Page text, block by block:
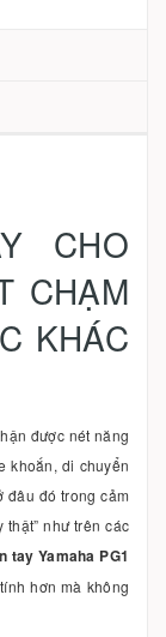
CHO
CHẠM
KHÁC
được nét năng
khoắn, di chuyển
đâu đó trong cảm
như trên các
tay Yamaha PG1
hơn mà không